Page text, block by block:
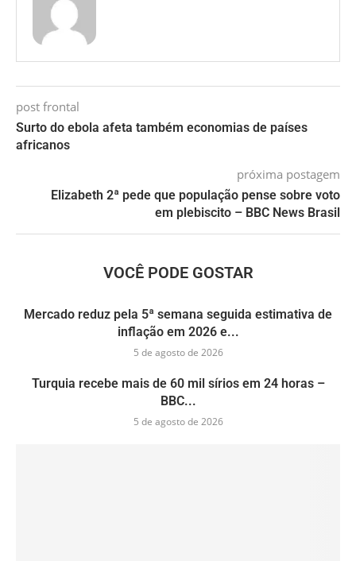
post frontal
Surto do ebola afeta também economias de países
africanos
próxima postagem
Elizabeth 2ª pede que população pense sobre voto
em plebiscito – BBC News Brasil
VOCÊ PODE GOSTAR
Mercado reduz pela 5ª semana seguida estimativa de
inflação em 2026 e...
5 de agosto de 2026
Turquia recebe mais de 60 mil sírios em 24 horas –
BBC...
5 de agosto de 2026